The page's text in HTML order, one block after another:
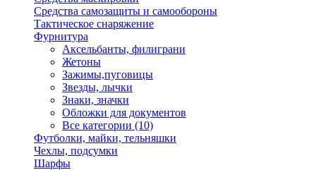
Средства самозащиты и самообороны
Тактическое снаряжение
Фурнитура
Аксельбанты, филиграни
Жетоны
Зажимы,пуговицы
Звезды, лычки
Знаки, значки
Обложки для документов
Все категории (10)
Футболки, майки, тельняшки
Чехлы, подсумки
Шарфы